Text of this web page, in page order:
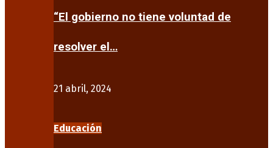
“El gobierno no tiene voluntad de
resolver el…
21 abril, 2024
Educación